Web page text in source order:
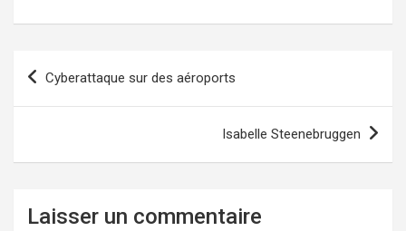
Navigation
Cyberattaque sur des aéroports
Isabelle Steenebruggen
Laisser un commentaire